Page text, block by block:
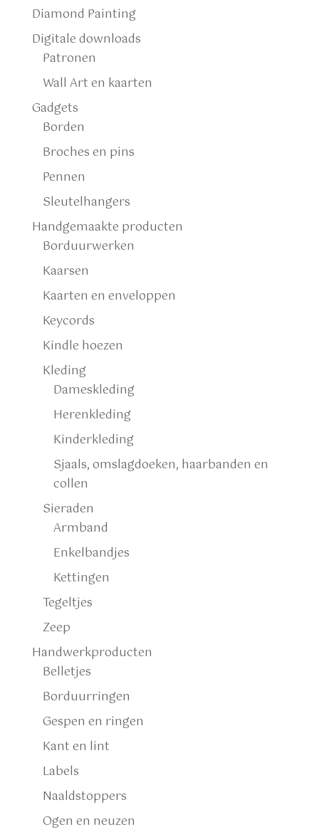
Diamond Painting
Digitale downloads
Patronen
Wall Art en kaarten
Gadgets
Borden
Broches en pins
Pennen
Sleutelhangers
Handgemaakte producten
Borduurwerken
Kaarsen
Kaarten en enveloppen
Keycords
Kindle hoezen
Kleding
Dameskleding
Herenkleding
Kinderkleding
Sjaals, omslagdoeken, haarbanden en
collen
Sieraden
Armband
Enkelbandjes
Kettingen
Tegeltjes
Zeep
Handwerkproducten
Belletjes
Borduurringen
Gespen en ringen
Kant en lint
Labels
Naaldstoppers
Ogen en neuzen